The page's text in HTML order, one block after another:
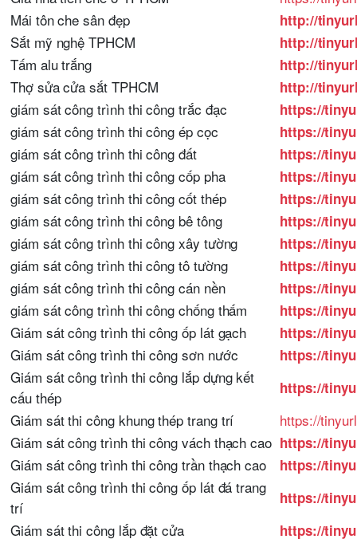
Mái tôn che sân đẹp
http://
Sắt mỹ nghệ TPHCM http://
Tấm alu trắng http://
Thợ sửa cửa sắt TPHCM http://
giám sát công trình thi công trắc đạc https://
giám sát công trình thi công ép cọc https://
giám sát công trình thi công đất https://
giám sát công trình thi công cốp pha https://
giám sát công trình thi công cốt thép https://
giám sát công trình thi công bê tông https://
giám sát công trình thi công xây tường https://
giám sát công trình thi công tô tường https://
giám sát công trình thi công cán nền https://
giám sát công trình thi công chống thấm https://
Giám sát công trình thi công ốp lát gạch https://
Giám sát công trình thi công sơn nước https://
Giám sát công trình thi công lắp dựng kết
cấu thép
https://
Giám sát thi công khung thép trang trí
https://
Giám sát công trình thi công vách thạch cao https://
Giám sát công trình thi công trần thạch cao https://
Giám sát công trình thi công ốp lát đá trang
trí
https://
Giám sát thi công lắp đặt cửa https://